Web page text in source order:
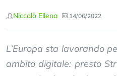
Niccolò Ellena 14/06/2022
L’Europa sta lavorando
ambito digitale: presto